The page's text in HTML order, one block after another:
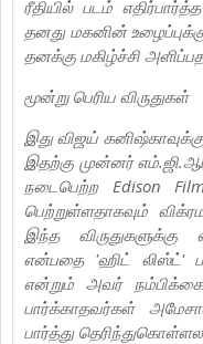
ரீதியில் படம்
தனது மகனின்
தனக்கு மகிழ்ச்சி
மூன்று பெரிய விருதுகள்
இது விஜய்
இதற்கு முன்னர் எம்.ஜி.ஆர்
நடைபெற்ற Edison
பெற்றுள்ளதாகவும்
இந்த
என்பதை 'ஹிட் லிஸ்ட்'
என்றும் அவர்
பார்க்காதவர்கள்
பார்த்து